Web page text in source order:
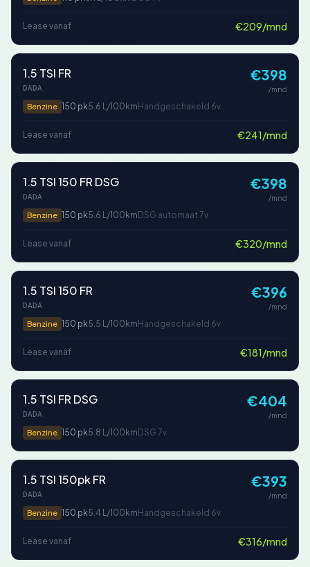
Lease vanaf €209/mnd
1.5 TSI FR
DADA
Benzine 150 pk5.6 L/100km Handgeschakeld 6v
€398
/mnd
Lease vanaf €241/mnd
1.5 TSI 150 FR DSG
DADA
Benzine 150 pk5.6 L/100km DSG automaat 7v
€398
/mnd
Lease vanaf €320/mnd
1.5 TSI 150 FR
DADA
Benzine 150 pk5.5 L/100km Handgeschakeld 6v
€396
/mnd
Lease vanaf €181/mnd
1.5 TSI FR DSG
DADA
Benzine 150 pk5.8 L/100km DSG 7v
€404
/mnd
1.5 TSI 150pk FR
DADA
Benzine 150 pk5.4 L/100km Handgeschakeld 6v
€393
/mnd
Lease vanaf €316/mnd